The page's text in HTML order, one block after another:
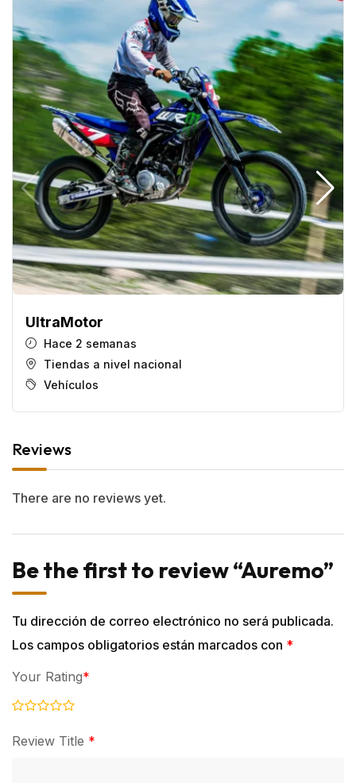
UltraMotor
Hace 2 semanas
Tiendas a nivel nacional
Vehículos
Reviews
There are no reviews yet.
Be the first to review “Auremo”
Tu dirección de correo electrónico no será publicada.
Los campos obligatorios están marcados con *
Review Title *
Your Rating*